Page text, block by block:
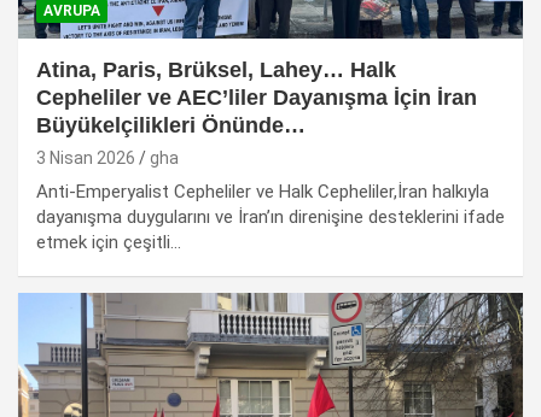
AVRUPA
Atina, Paris, Brüksel, Lahey… Halk
Cepheliler ve AEC’liler Dayanışma İçin İran
Büyükelçilikleri Önünde…
3 Nisan 2026 gha
Anti-Emperyalist Cepheliler ve Halk Cepheliler,İran halkıyla
dayanışma duygularını ve İran’ın direnişine desteklerini ifade
etmek için çeşitli…